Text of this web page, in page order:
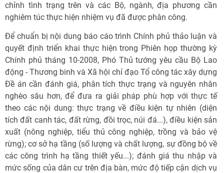
chỉnh tình trạng trên và các Bộ, ngành, địa phương cần
nghiêm túc thực hiện nhiệm vụ đã được phân công.
Để chuẩn bị nội dung báo cáo trình Chính phủ thảo luận và
quyết định triển khai thực hiện trong Phiên họp thường kỳ
Chính phủ tháng 10-2008, Phó Thủ tướng yêu cầu Bộ Lao
động - Thương binh và Xã hội chỉ đạo Tổ công tác xây dựng
Đề án cần đánh giá, phân tích thực trạng và nguyên nhân
nghèo sâu hơn, để đưa ra giải pháp phù hợp với thực tế
theo các nội dung: thực trạng về điều kiện tự nhiên (diện
tích đất canh tác, đất rừng, đồi trọc, núi đá...), điều kiện sản
xuất (nông nghiệp, tiểu thủ công nghiệp, trồng và bảo vệ
rừng); cơ sở hạ tầng (số lượng và chất lượng, sự đồng bộ về
các công trình hạ tầng thiết yếu...); đánh giá thu nhập và
mức sống của dân cư trên địa bàn, mức độ tiếp cận dịch vụ